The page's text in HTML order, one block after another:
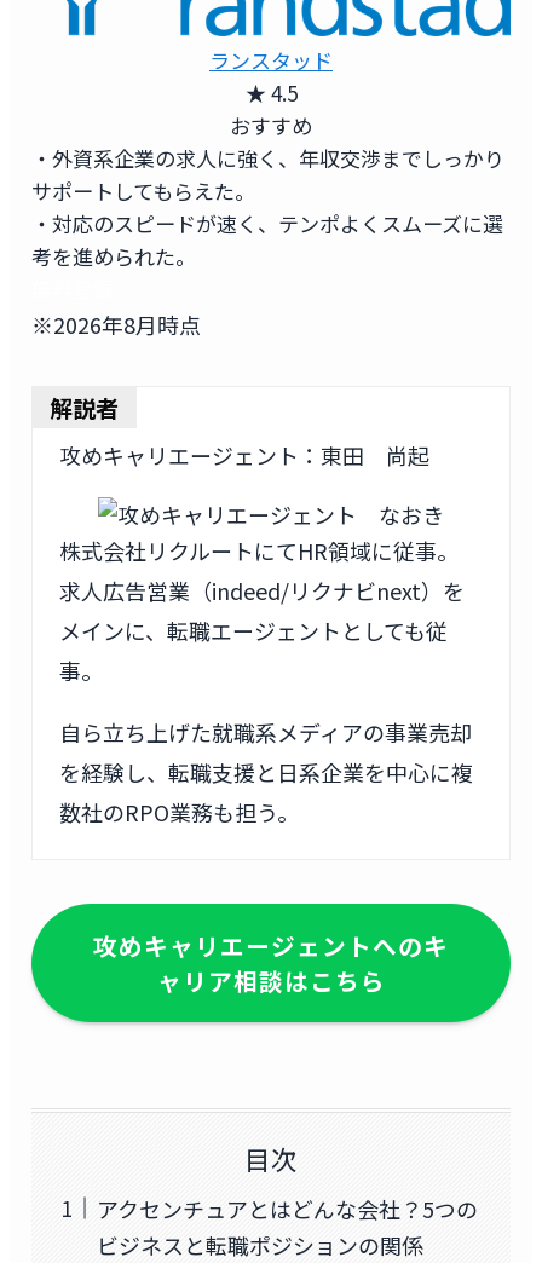
ランスタッド
★ 4.5
おすすめ
・外資系企業の求人に強く、年収交渉までしっかり
サポートしてもらえた。
・対応のスピードが速く、テンポよくスムーズに選
考を進められた。
※2026年8月時点
解説者
攻めキャリエージェント：東田 尚起
株式会社リクルートにてHR領域に従事。
求人広告営業（indeed/リクナビnext）を
メインに、転職エージェントとしても従
事。
自ら立ち上げた就職系メディアの事業売却
を経験し、転職支援と日系企業を中心に複
数社のRPO業務も担う。
攻めキャリエージェントへのキ
ャリア相談はこちら
目次
アクセンチュアとはどんな会社？5つの
ビジネスと転職ポジションの関係